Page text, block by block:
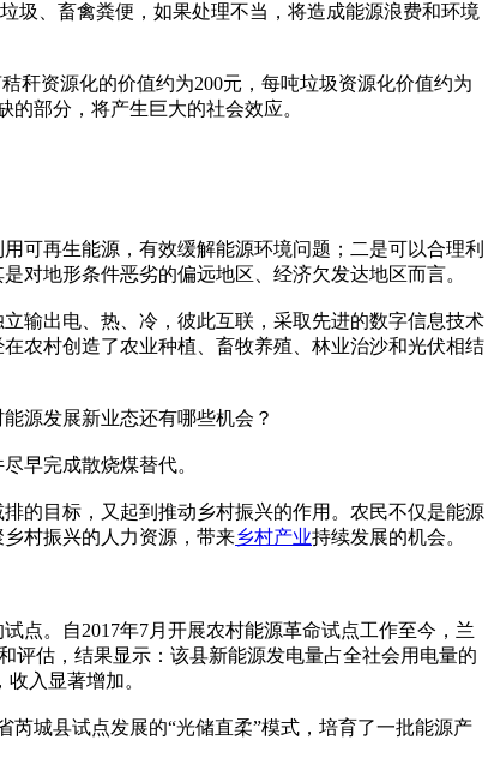
圾、畜禽粪便，如果处理不当，将造成能源浪费和环境
秆资源化的价值约为200元，每吨垃圾资源化价值约为
部分，将产生巨大的社会效应。
可再生能源，有效缓解能源环境问题；二是可以合理利
对地形条件恶劣的偏远地区、经济欠发达地区而言。
输出电、热、冷，彼此互联，采取先进的数字信息技术
农村创造了农业种植、畜牧养殖、林业治沙和光伏相结
源发展新业态还有哪些机会？
早完成散烧煤替代。
的目标，又起到推动乡村振兴的作用。农民不仅是能源
村振兴的人力资源，带来乡村产业持续发展的机会。
点。自2017年7月开展农村能源革命试点工作至今，兰
评估，结果显示：该县新能源发电量占全社会用电量的
入显著增加。
城县试点发展的“光储直柔”模式，培育了一批能源产